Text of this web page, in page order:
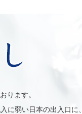
ります。
に弱い日本の出入口に、